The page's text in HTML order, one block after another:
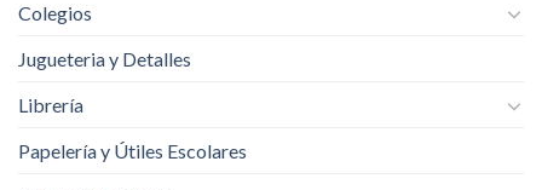
Colegios
Jugueteria y Detalles
Librería
Papelería y Útiles Escolares